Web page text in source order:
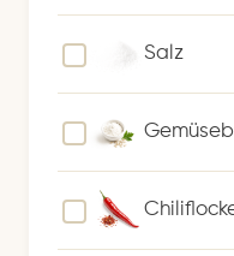
Salz